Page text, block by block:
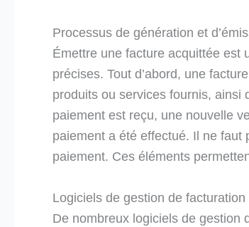
Processus de génération et
Émettre une facture acquittée est
précises. Tout d’abord, une
produits ou services fournis, ainsi
paiement est reçu, une nouvelle
paiement a été effectué. Il ne faut
paiement. Ces éléments
Logiciels de gestion de facturation
De nombreux logiciels de gestion